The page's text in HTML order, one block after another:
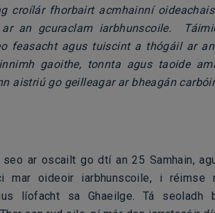
croílár fhorbairt acmhainní
an gcuraclam iarbhunscoile.
feasacht agus tuiscint a thógáil ar
gaoithe, tonnta agus taoide
aistriú go geilleagar ar bheagán
seo ar oscailt go dtí an 25 Samhain,
mar oideoir iarbhunscoile, i réimse
líofacht sa Ghaeilge. Tá seoladh